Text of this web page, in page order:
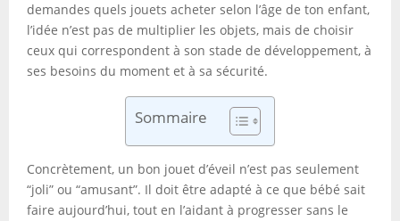
demandes quels jouets acheter selon l’âge de ton enfant,
l’idée n’est pas de multiplier les objets, mais de choisir
ceux qui correspondent à son stade de développement, à
ses besoins du moment et à sa sécurité.
Sommaire
Concrètement, un bon jouet d’éveil n’est pas seulement
“joli” ou “amusant”. Il doit être adapté à ce que bébé sait
faire aujourd’hui, tout en l’aidant à progresser sans le